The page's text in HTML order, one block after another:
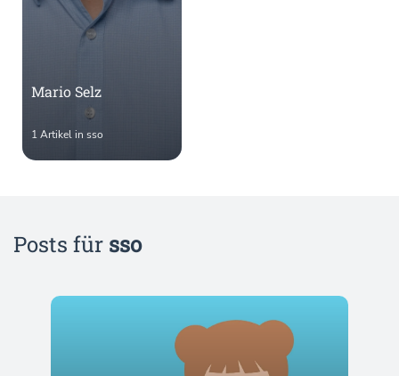
Mario Selz
1 Artikel in sso
Posts für sso